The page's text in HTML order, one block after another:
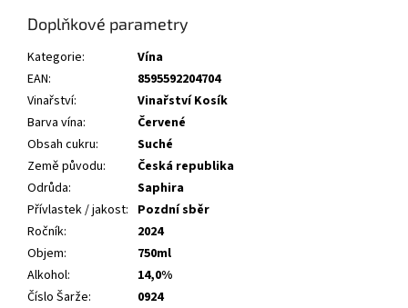
Doplňkové parametry
Kategorie:
Vína
EAN:
8595592204704
Vinařství:
Vinařství Kosík
Barva vína:
Červené
Obsah cukru:
Suché
Země původu:
Česká republika
Odrůda:
Saphira
Přívlastek / jakost: Pozdní sběr
Ročník:
2024
Objem:
750ml
Alkohol:
14,0%
Číslo Šarže:
0924